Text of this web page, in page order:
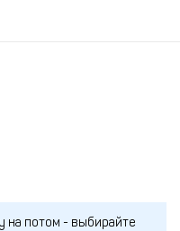
на потом - выбирайте